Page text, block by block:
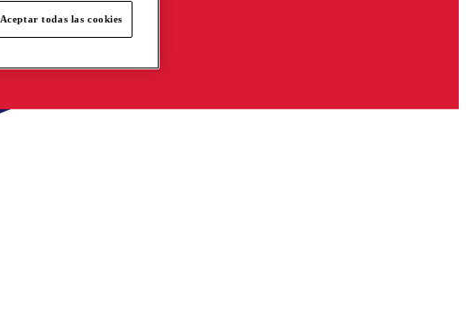
Aceptar todas las cookies